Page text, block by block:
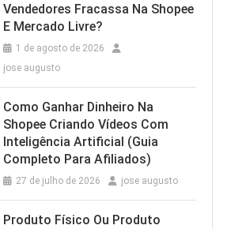
Vendedores Fracassa Na Shopee
E Mercado Livre?
1 de agosto de 2026
jose augusto
Como Ganhar Dinheiro Na
Shopee Criando Vídeos Com
Inteligência Artificial (Guia
Completo Para Afiliados)
27 de julho de 2026 jose augusto
Produto Físico Ou Produto